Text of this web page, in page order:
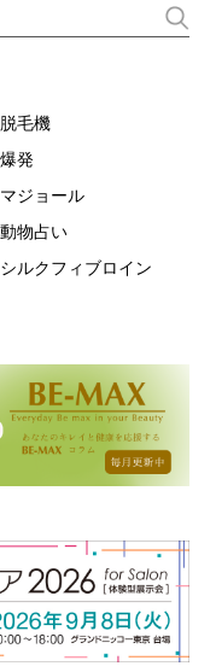
毛機
発
ジョール
物占い
ルクフィブロイン